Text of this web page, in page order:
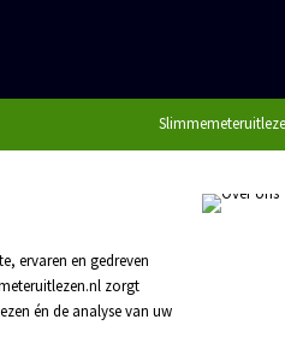
ervaren en gedreven
zorgt
én de analyse van uw